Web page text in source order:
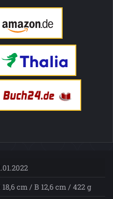
18,6 cm / B 12,6 cm / 422 g